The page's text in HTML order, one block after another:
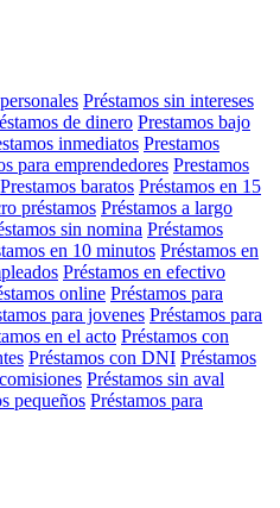
Préstamos sin intereses
de dinero Prestamos bajo
inmediatos Prestamos
para emprendedores Prestamos
Prestamos baratos Préstamos en 15
préstamos Préstamos a largo
sin nomina Préstamos
en 10 minutos Préstamos en
Préstamos en efectivo
online Préstamos para
para jovenes Préstamos para
en el acto Préstamos con
Préstamos con DNI Préstamos
Préstamos sin aval
pequeños Préstamos para